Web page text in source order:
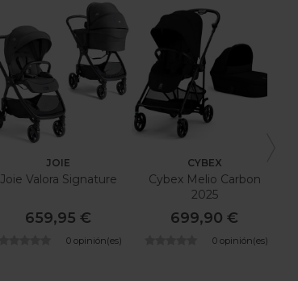
JOIE
Joie Valora Signature
659,95 €
0 opinión(es)
CYBEX
Cybex Melio Carbon
2025
699,90 €
0 opinión(es)